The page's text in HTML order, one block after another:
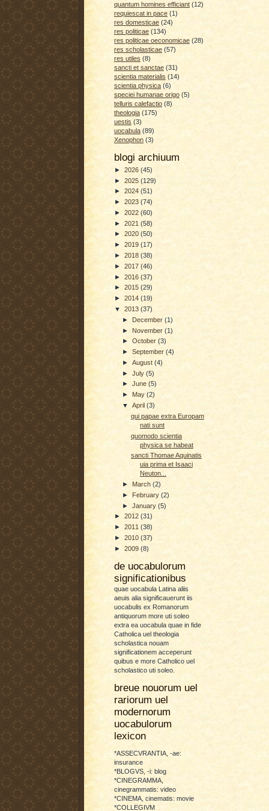
quantum homines efficiant (12)
requiescat in pace (1)
res domesticae (24)
res politicae (134)
res politicae oeconomicae (28)
res scholasticae (57)
res utiles (8)
sancti et sanctae (31)
scientia materialis (14)
scientia physica (6)
speciei humanae origo (5)
telluris calefactio (8)
theologia (175)
uestis (3)
uocabula (89)
Xenophon (3)
blogi archiuum
► 2026 (45)
► 2025 (129)
► 2024 (51)
► 2023 (74)
► 2022 (60)
► 2021 (58)
► 2020 (50)
► 2019 (17)
► 2018 (38)
► 2017 (46)
► 2016 (37)
► 2015 (29)
► 2014 (19)
▼ 2013 (37)
► December(1)
► November(1)
►October(3)
►September(4)
►August(4)
►July(5)
►June(5)
► May(2)
▼April(3)
qui papae extra Europam
nati sunt
quomodo scientia
physica se habeat
sancti Thomae Aquinatis
uia prima et Isaaci
Neuton...
►March(2)
► February(2)
►January(5)
► 2012 (31)
► 2011 (38)
► 2010 (37)
► 2009 (8)
de uocabulorum
significationibus
quae uocabula Latina aliis
aeuis alia significauerunt iis
uocabulis ex Romanorum
antiquorum more uti soleo
extra ea uocabula quae in fide
Catholica uel theologia
scholastica nouam
significationem acceperunt
quibus e more Catholico uel
scholastico uti soleo.
breue nouorum uel
rariorum uel
modernorum
uocabulorum
lexicon
*ASSECVRANTIA, -ae:
insurance
*BLOGVS, -i: blog
*CINEGRAMMA,
cinegrammatis: video
*CINEMA, cinematis: movie
*COLLEGIVM